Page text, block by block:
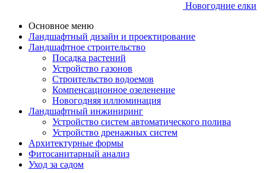
Новогодние елки
Основное меню
Ландшафтный дизайн и проектирование
Ландшафтное строительство
Посадка растений
Устройство газонов
Строительство водоемов
Компенсационное озеленение
Новогодняя иллюминация
Ландшафтный инжиниринг
Устройство систем автоматического полива
Устройство дренажных систем
Aрхитектурные формы
Фитосанитарный анализ
Уход за садом